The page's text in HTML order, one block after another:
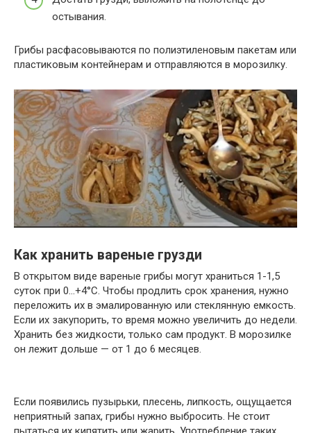
остывания.
Грибы расфасовываются по полиэтиленовым пакетам или
пластиковым контейнерам и отправляются в морозилку.
Как хранить вареные грузди
В открытом виде вареные грибы могут храниться 1-1,5
суток при 0…+4°C. Чтобы продлить срок хранения, нужно
переложить их в эмалированную или стеклянную емкость.
Если их закупорить, то время можно увеличить до недели.
Хранить без жидкости, только сам продукт. В морозилке
он лежит дольше — от 1 до 6 месяцев.
Если появились пузырьки, плесень, липкость, ощущается
неприятный запах, грибы нужно выбросить. Не стоит